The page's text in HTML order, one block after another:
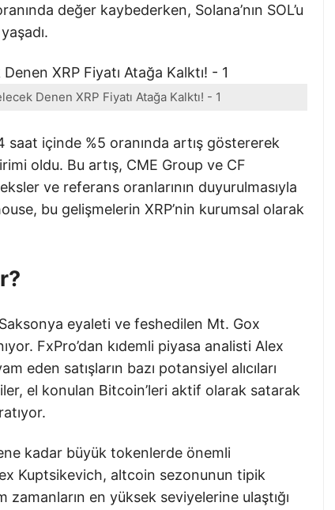
değer kaybederken, Solana’nın SOL’u
Denen XRP Fiyatı Atağa Kalktı! - 1
içinde %5 oranında artış göstererek
oldu. Bu artış, CME Group ve CF
ve referans oranlarının duyurulmasıyla
bu gelişmelerin XRP’nin kurumsal olarak
eyaleti ve feshedilen Mt. Gox
FxPro’dan kıdemli piyasa analisti Alex
eden satışların bazı potansiyel alıcıları
el konulan Bitcoin’leri aktif olarak satarak
kadar büyük tokenlerde önemli
Kuptsikevich, altcoin sezonunun tipik
en yüksek seviyelerine ulaştığı